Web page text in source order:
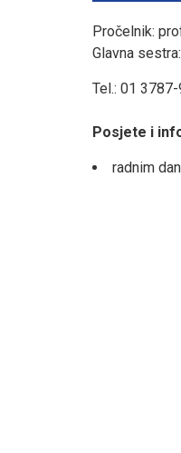
Pročelnik:
Glavna
Tel.: 01
Posjete i
radnim